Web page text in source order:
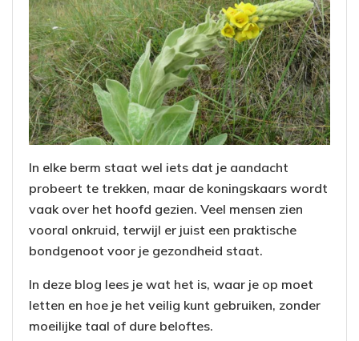
In elke berm staat wel iets dat je aandacht
probeert te trekken, maar de koningskaars wordt
vaak over het hoofd gezien. Veel mensen zien
vooral onkruid, terwijl er juist een praktische
bondgenoot voor je gezondheid staat.
In deze blog lees je wat het is, waar je op moet
letten en hoe je het veilig kunt gebruiken, zonder
moeilijke taal of dure beloftes.